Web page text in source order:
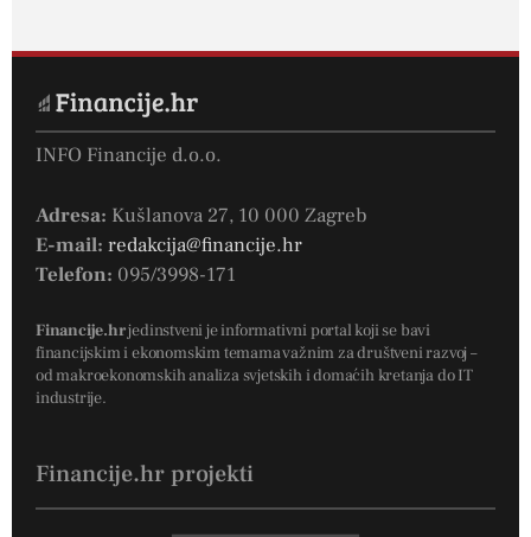
INFO Financije d.o.o.
Adresa: Kušlanova 27, 10 000 Zagreb
E-mail: redakcija@financije.hr
Telefon: 095/3998-171
Financije.hrjedinstveni je informativni portal koji se bavi
financijskim i ekonomskim temama važnim za društveni razvoj –
od makroekonomskih analiza svjetskih i domaćih kretanja do IT
industrije.
Financije.hr projekti